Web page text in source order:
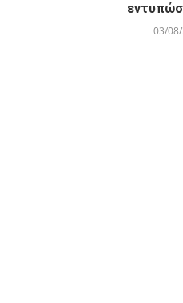
03/